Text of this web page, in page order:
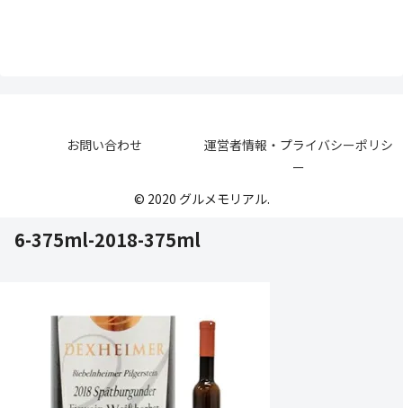
お問い合わせ
運営者情報・プライバシーポリシ
ー
© 2020 グルメモリアル.
6-375ml-2018-375ml